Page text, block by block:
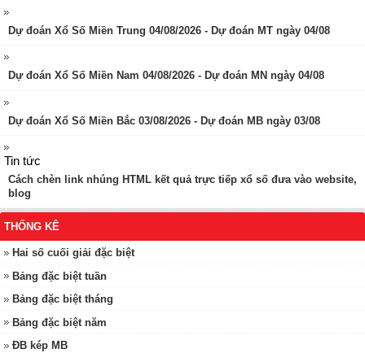
Dự đoán Xổ Số Miền Trung 04/08/2026 - Dự đoán MT ngày 04/08
Dự đoán Xổ Số Miền Nam 04/08/2026 - Dự đoán MN ngày 04/08
Dự đoán Xổ Số Miền Bắc 03/08/2026 - Dự đoán MB ngày 03/08
Tin tức
Cách chèn link nhúng HTML kết quả trực tiếp xổ số đưa vào website,
blog
THỐNG KÊ
Hai số cuối giải đặc biệt
Bảng đặc biệt tuần
Bảng đặc biệt tháng
Bảng đặc biệt năm
ĐB kép MB